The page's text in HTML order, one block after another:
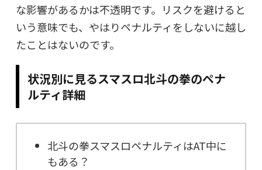
な影響があるかは不透明です。リスクを避けると
いう意味でも、やはりペナルティをしないに越し
たことはないのです。
状況別に見るスマスロ北斗の拳のペナ
ルティ詳細
北斗の拳スマスロペナルティはAT中に
もある？